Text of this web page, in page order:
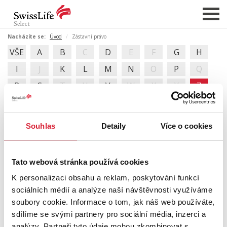
Souhlas Detaily Více o cookies
Tato webová stránka používá cookies
K personalizaci obsahu a reklam, poskytování funkcí
sociálních médií a analýze naší návštěvnosti využíváme
soubory cookie. Informace o tom, jak náš web používáte,
sdílíme se svými partnery pro sociální média, inzerci a
NABÍDKA NEMOVITOSTÍ
CHCI PRODAT / PRONAJMOUT
SLUŽBY
KARIÉRA
FINANCOVÁNÍ / HYPOTÉKA
Nacházíte se: Úvod Zástavní právo
VŠE A B C D E F G
H
I
J K L M N O P
Q
R
S T U V W X Y Z
Zástavní právo
Zástavní právo řadíme mezi věcná práva k cizí věci. Jeho
splatnou pohledávku nedokázal řádně splácet. Pokud
věřitel přistoupit k prodeji zástavy a výtěžek z prodeje
použít k uspokojení dluhu. Je-li zřizováno zástavní
právo k nemovité věci (evidované v katastru
nemovitostí), vzniká až ke dni jeho zápisu do katastru